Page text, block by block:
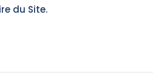
du Site.